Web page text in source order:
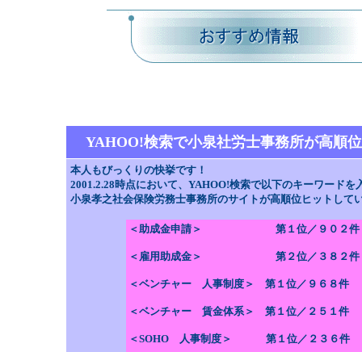
YAHOO!検索で小泉社労士事務所が高順
本人もびっくりの快挙です！
2001.2.28時点において、YAHOO!検索で以下のキーワードを
小泉孝之社会保険労務士事務所のサイトが高順位ヒットして
＜助成金申請＞ 第１位／９０２
＜雇用助成金＞ 第２位／３８２件
＜ベンチャー 人事制度＞ 第１位／９６８件
＜ベンチャー 賃金体系＞ 第１位／２５１件
＜SOHO 人事制度＞ 第１位／２３６件